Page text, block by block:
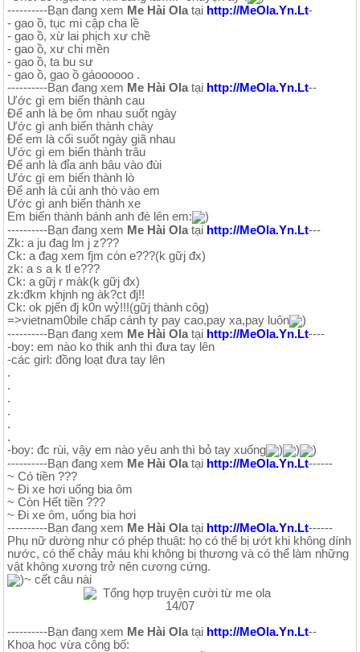
----------Bạn đang xem Me Hài Ola tại http://MeOla.Yn.Lt-
- gao ồ, tục mi cập cha lề
- gao ồ, xừ lai phịch xư chề
- gao ồ, xư chi mền
- gao ồ, ta bu sư
- gao ồ, gao ồ gáoooooo .
----------Bạn đang xem Me Hài Ola tại http://MeOla.Yn.Lt--
Ước gì em biến thành cau
Để anh là bẹ ôm nhau suốt ngày
Ước gì anh biến thành chày
Để em là cối suốt ngày giã nhau
Ước gì em biến thành trâu
Để anh là đỉa anh bâu vào đùi
Ước gì em biến thành lò
Để anh là củi anh thò vào em
Ước gì anh biến thành xe
Em biến thành bánh anh đè lên em:
)
----------Bạn đang xem Me Hài Ola tại http://MeOla.Yn.Lt---
Zk: a ju đag lm j z???
Ck: a đag xem fjm còn e???(k gữj đx)
zk: a s a k tl e???
Ck: a gữj r màk(k gữj đx)
zk:đkm khjnh ng àk?ct đj!!
Ck: ok pjến đj k0n wỷ!!!(gữj thành côg)
=>vietnam0bile chấp cánh ty pay cao,pay xa,pay luôn
)
----------Bạn đang xem Me Hài Ola tại http://MeOla.Yn.Lt----
-boy: em nào ko thik anh thì đưa tay lên
-các girl: đồng loạt đưa tay lên
.
.
.
.
.
.
-boy: đc rùi, vậy em nào yêu anh thì bỏ tay xuống
) )
)
----------Bạn đang xem Me Hài Olatại http://MeOla.Yn.Lt------
~ Có tiền ???
~ Đi xe hơi uống bia ôm
~ Còn Hết tiền ???
~ Đi xe ôm, uống bia hơi
----------Bạn đang xem Me Hài Olatại http://MeOla.Yn.Lt------
Phụ nữ dường như có phép thuật: họ có thể bị ướt khi không dính
nước, có thể chảy máu khi không bị thương và có thể làm những
vật không xương trở nên cương cứng.
)~ cết câu nài
----------Bạn đang xem Me Hài Olatại http://MeOla.Yn.Lt--
Khoa học vừa công bố: